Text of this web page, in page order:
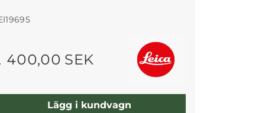
400,00 SEK
Lägg i kundvagn